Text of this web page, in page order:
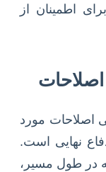
اطمینان از
اصلاحات مورد
نهایی است.
در طول مسیر،